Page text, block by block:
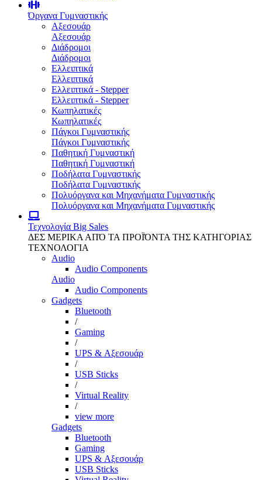
Όργανα Γυμναστικής
Αξεσουάρ
Αξεσουάρ
Διάδρομοι
Διάδρομοι
Ελλειπτικά
Ελλειπτικά
Ελλειπτικά - Stepper
Ελλειπτικά - Stepper
Κωπηλατικές
Κωπηλατικές
Πάγκοι Γυμναστικής
Πάγκοι Γυμναστικής
Παθητική Γυμναστική
Παθητική Γυμναστική
Ποδήλατα Γυμναστικής
Ποδήλατα Γυμναστικής
Πολυόργανα και Μηχανήματα Γυμναστικής
Πολυόργανα και Μηχανήματα Γυμναστικής
Τεχνολογία Big Sales
ΔΕΣ ΜΕΡΙΚΑ ΑΠΌ ΤΑ ΠΡΟΪΌΝΤΑ ΤΗΣ ΚΑΤΗΓΟΡΙΑΣ
ΤΕΧΝΟΛΟΓΙΑ
Audio
Audio Components
Audio
Audio Components
Gadgets
Bluetooth
/
Gaming
/
UPS & Αξεσουάρ
/
USB Sticks
/
Virtual Reality
/
view more
Gadgets
Bluetooth
Gaming
UPS & Αξεσουάρ
USB Sticks